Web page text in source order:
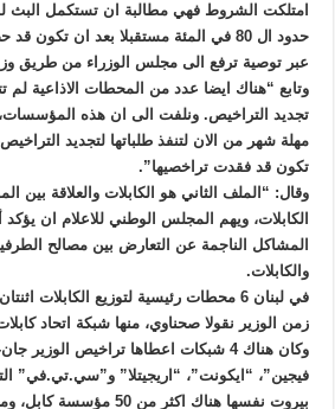
امتلكت الشروط فهي مطالبة ان تستكمل البث
حدود ال 80 في المئة مستقبلا بعد ان
عبر توصية ترفع الى مجلس الوزراء من طريق
وتابع “هناك ايضا عدد من المحطات الاذاعية لم
تجديد التراخيص. ونلفت الى ان هذه
مهلة شهر من الان لتنفذ طلباتها لتجديد
تكون قد فقدت تراخصيها”.
وقال: “الملف الثاني هو الكابلات والعلاقة بين
الكابلات، ويهم المجلس الوطني للاعلام ان
المشاكل الناجمة عن التعارض بين مصالح
والكابلات.
في لبنان 6 محطات رئيسية لتوزيع الكابلات
زمن الوزير نقولا صحناوي، منها شبكة اتحاد
وكان هناك 4 شبكات اعطاها تراخيص
فيجين”، “ايكونت”، “اريجيتلا” و”سي.تي.في”
بيروت نفسها هناك اكثر من